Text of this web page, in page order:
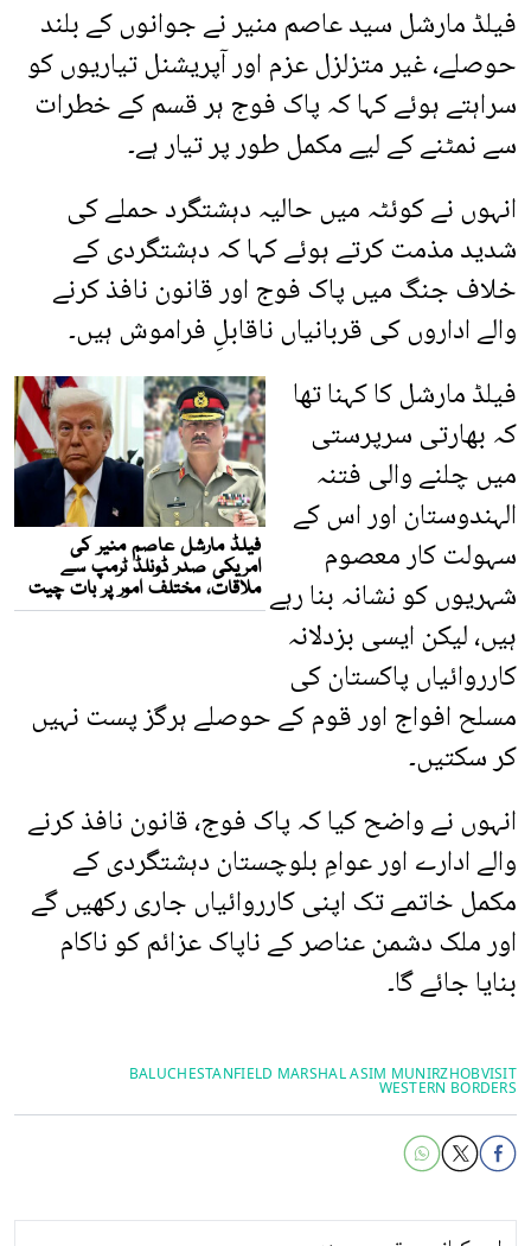
فیلڈ مارشل سید عاصم منیر نے جوانوں کے بلند
حوصلے، غیر متزلزل عزم اور آپریشنل تیاریوں کو
سراہتے ہوئے کہا کہ پاک فوج ہر قسم کے خطرات
سے نمٹنے کے لیے مکمل طور پر تیار ہے۔
انہوں نے کوئٹہ میں حالیہ دہشتگرد حملے کی
شدید مذمت کرتے ہوئے کہا کہ دہشتگردی کے
خلاف جنگ میں پاک فوج اور قانون نافذ کرنے
والے اداروں کی قربانیاں ناقابلِ فراموش ہیں۔
فیلڈ مارشل کا کہنا تھا
کہ بھارتی سرپرستی
میں چلنے والی فتنہ
الہندوستان اور اس کے
سہولت کار معصوم
شہریوں کو نشانہ بنا رہے
ہیں، لیکن ایسی بزدلانہ
کارروائیاں پاکستان کی
مسلح افواج اور قوم کے حوصلے ہرگز پست نہیں
کر سکتیں۔
انہوں نے واضح کیا کہ پاک فوج، قانون نافذ کرنے
والے ادارے اور عوامِ بلوچستان دہشتگردی کے
مکمل خاتمے تک اپنی کارروائیاں جاری رکھیں گے
اور ملک دشمن عناصر کے ناپاک عزائم کو ناکام
بنایا جائے گا۔
VISIT
ZHOB
FIELD MARSHAL ASIM MUNIR
BALUCHESTAN
WESTERN BORDERS